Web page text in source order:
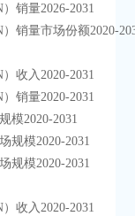
）销量2026-2031
）销量市场份额2020-
）收入2020-2031
）销量2020-2031
规模2020-2031
场规模2020-2031
场规模2020-2031
）收入2020-2031